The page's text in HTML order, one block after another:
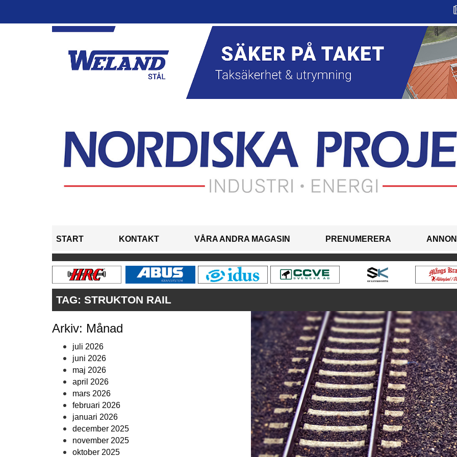
START KONTAKT VÅRA ANDRA MAGASIN PRENUMERERA
TAG: STRUKTON RAIL
Arkiv: Månad
juli 2026
juni 2026
maj 2026
april 2026
mars 2026
februari 2026
januari 2026
december 2025
november 2025
oktober 2025